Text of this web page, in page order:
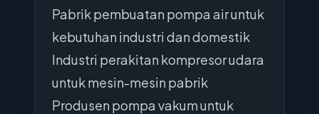
Pabrik pembuatan pompa air untuk
kebutuhan industri dan domestik
Industri perakitan kompresor udara
untuk mesin-mesin pabrik
Produsen pompa vakum untuk